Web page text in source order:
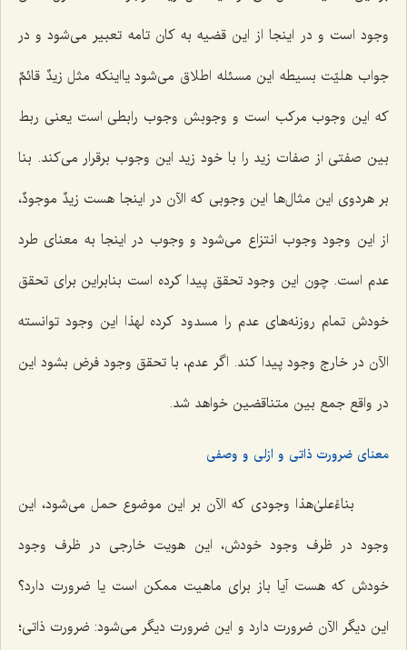
وجود است و در اینجا از این قضیه به کان تامه تعبیر می‌شود و در
جواب هلیّت بسیطه این مسئله اطلاق می‌شود یااینکه مثل زیدٌ قائمٌ
که این وجوب مرکب است و وجوبش وجوب رابطی است یعنی ربط
بین صفتی از صفات زید را با خود زید این وجوب برقرار می‌کند. بنا
بر هردوی این مثال‌ها این وجوبی که الآن در اینجا هست زیدٌ موجودٌ،
از این وجود وجوب انتزاع می‌شود و وجوب در اینجا به معنای طرد
عدم است. چون این وجود تحقق پیدا کرده است بنابراین برای تحقق
خودش تمام روزنه‌های عدم را مسدود کرده لهذا این وجود توانسته
الآن در خارج وجود پیدا کند. اگر عدم، با تحقق وجود فرض بشود این
در واقع جمع بین متناقضین خواهد شد.
معنای ضرورت ذاتی و ازلی و وصفی
بناءًعلیٰ‌هذا وجودی که الآن بر این موضوع حمل می‌شود، این
وجود در ظرف وجود خودش، این هویت خارجی در ظرف وجود
خودش که هست آیا باز برای ماهیت ممکن است یا ضرورت دارد؟
این دیگر الآن ضرورت دارد و این ضرورت دیگر می‌شود: ضرورت ذاتی؛